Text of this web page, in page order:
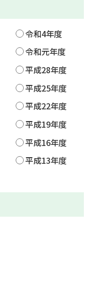
令和4年度
令和元年度
平成28年度
平成25年度
平成22年度
平成19年度
平成16年度
平成13年度